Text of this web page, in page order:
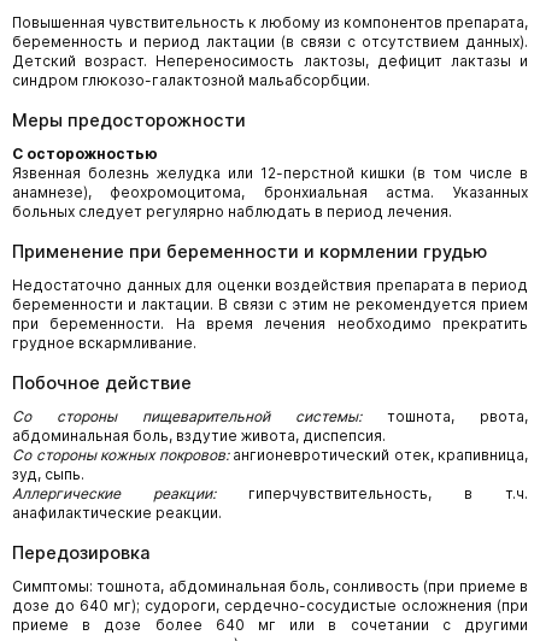
Повышенная чувствительность к любому из компонентов препарата,
беременность и период лактации (в связи с отсутствием данных).
Детский возраст. Непереносимость лактозы, дефицит лактазы и
синдром глюкозо-галактозной мальабсорбции.
Меры предосторожности
С осторожностью
Язвенная болезнь желудка или 12-перстной кишки (в том числе в
анамнезе), феохромоцитома, бронхиальная астма. Указанных
больных следует регулярно наблюдать в период лечения.
Применение при беременности и кормлении грудью
Недостаточно данных для оценки воздействия препарата в период
беременности и лактации. В связи с этим не рекомендуется прием
при беременности. На время лечения необходимо прекратить
грудное вскармливание.
Побочное действие
Со стороны пищеварительной системы:тошнота, рвота,
абдоминальная боль, вздутие живота, диспепсия.
Со стороны кожных покровов:ангионевротический отек, крапивница,
зуд, сыпь.
Аллергические реакции:гиперчувствительность, в т.ч.
анафилактические реакции.
Передозировка
Симптомы: тошнота, абдоминальная боль, сонливость (при приеме в
дозе до 640 мг); судороги, сердечно-сосудистые осложнения (при
приеме в дозе более 640 мг или в сочетании с другими